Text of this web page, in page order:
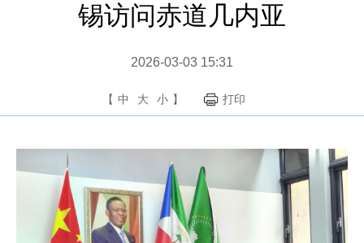
锡访问赤道几内亚
2026-03-03 15:31
【 中 大 小 】 打印